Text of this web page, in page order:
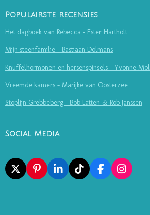
Populairste recensies
Het dagboek van Rebecca - Ester Hartholt
Mijn steenfamilie - Bastiaan Dolmans
Knuffelhormonen en hersenspinsels - Yvonne
Vreemde kamers - Marijke van Oosterzee
Stoplijn Grebbeberg - Bob Latten & Rob Janssen
Social Media
X
P
I
N
L
I
N
T
I
K
F
A
C
I
N
S